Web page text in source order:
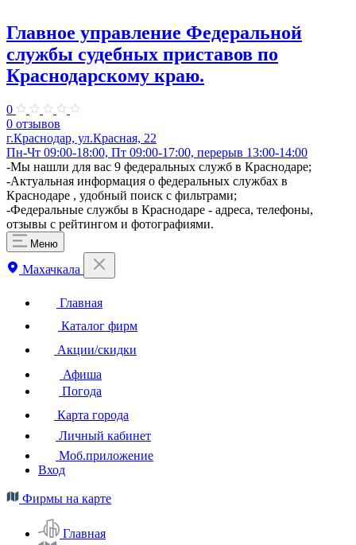
Главное управление Федеральной
службы судебных приставов по
Краснодарскому краю.
0
0 отзывов
г.Краснодар, ул.​Красная, 22
Пн-Чт 09:00-18:00, Пт 09:00-17:00, перерыв 13:00-14:00
​-Мы нашли для вас 9 федеральных служб в Краснодаре;
-Актуальная информация о федеральных службах в
Краснодаре , удобный поиск с фильтрами;
-Федеральные службы в Краснодаре - адреса, телефоны,
отзывы с рейтингом и фотографиями.
Меню
Махачкала
Главная
Каталог фирм
Акции/скидки
Афиша
Погода
Карта города
Личный кабинет
Моб.приложение
Вход
Фирмы на карте
Главная